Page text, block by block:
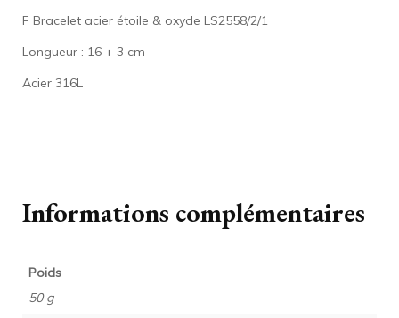
F Bracelet acier étoile & oxyde LS2558/2/1
Longueur : 16 + 3 cm
Acier 316L
Informations complémentaires
Poids
50 g